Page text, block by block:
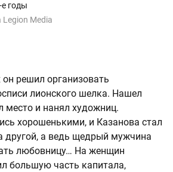
годы
Legion Media
решил организовать
лионского шелка. Нашел
место и нанял художниц.
хорошенькими, и Казанова стал
другой, а ведь щедрый мужчина
любовницу… На женщин
большую часть капитала,